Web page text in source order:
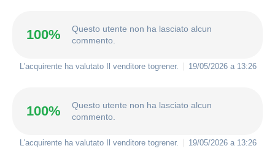
100%
Questo utente non ha lasciato alcun
commento.
L'acquirente ha valutato Il venditore togrener. 19/05/2026 a 13:26
100%
Questo utente non ha lasciato alcun
commento.
L'acquirente ha valutato Il venditore togrener. 19/05/2026 a 13:26